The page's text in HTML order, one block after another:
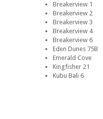
Breakerview 1
Breakerview 2
Breakerview 3
Breakerview 4
Breakerview 6
Eden Dunes 75B
Emerald Cove
Kingfisher 21
Kubu Bali 6